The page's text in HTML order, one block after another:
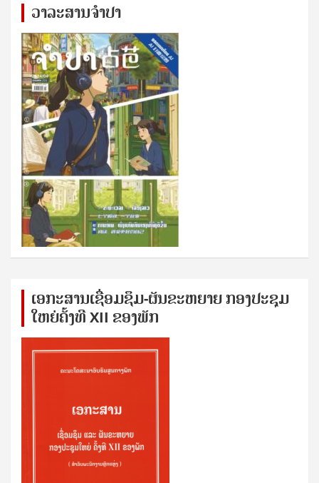
ວາລະສານຈຳປາ
ເອກ​ະ​ສານ​ເຊ​ື່ອມ​ຊ​ຶມ-ຜັນ​ຂະ​ຫ​ຍາຍ ກອງ​ປະ​ຊຸມ​
ໃຫຍ່​ຄັ້ງ​ທີ XII ຂອງ​ພັກ